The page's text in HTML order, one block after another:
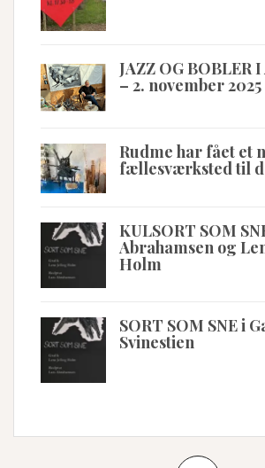
JAZZ OG BOBLER
– 2. november 2025
Rudme har fået et
fællesværksted til
KULSORT SOM
Abrahamsen og
Holm
SORT SOM SNE i
Svinestien